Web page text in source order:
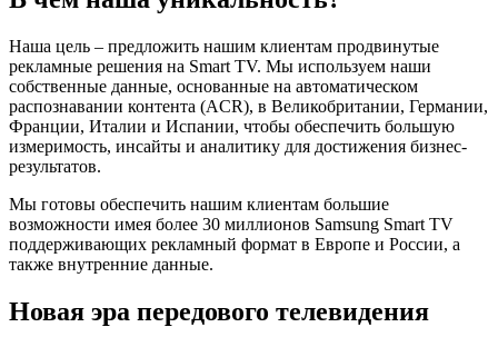
Наша цель – предложить нашим клиентам продвинутые
рекламные решения на Smart TV. Мы используем наши
собственные данные, основанные на автоматическом
распознавании контента (ACR), в Великобритании, Германии,
Франции, Италии и Испании, чтобы обеспечить большую
измеримость, инсайты и аналитику для достижения бизнес-
результатов.
Мы готовы обеспечить нашим клиентам большие
возможности имея более 30 миллионов Samsung Smart TV
поддерживающих рекламный формат в Европе и России, а
также внутренние данные.
Новая эра передового телевидения